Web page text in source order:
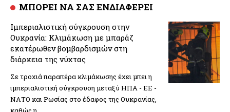
ΜΠΟΡΕΙ ΝΑ ΣΑΣ ΕΝΔΙΑΦΕΡΕΙ
Ιμπεριαλιστική σύγκρουση στην
Ουκρανία: Κλιμάκωση με μπαράζ
εκατέρωθεν βομβαρδισμών στη
διάρκεια της νύχτας
Σε τροχιά παραπέρα κλιμάκωσης έχει μπει η
ιμπεριαλιστική σύγκρουση μεταξύ ΗΠΑ - ΕΕ -
ΝΑΤΟ και Ρωσίας στο έδαφος της Ουκρανίας,